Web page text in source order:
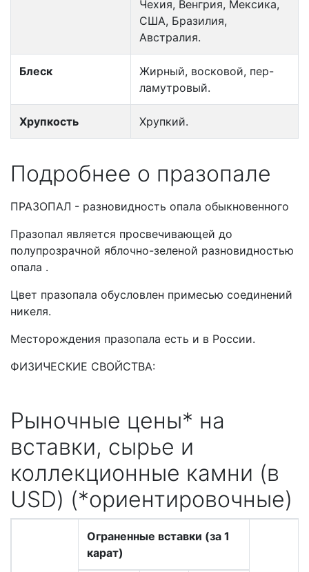
Чехия, Венгрия, Мексика,
США, Бразилия,
Австралия.
Блеск
Жирный, восковой, пер-
ламутровый.
Хрупкость Хрупкий.
Подробнее о празопале
ПРАЗОПАЛ - разновидность опала обыкновенного
Празопал является просвечивающей до
полупрозрачной яблочно-зеленой разновидностью
опала .
Цвет празопала обусловлен примесью соединений
никеля.
Месторождения празопала есть и в России.
ФИЗИЧЕСКИЕ СВОЙСТВА:
Рыночные цены* на
вставки, сырье и
коллекционные камни (в
USD) (*ориентировочные)
Ограненные вставки (за 1
карат)